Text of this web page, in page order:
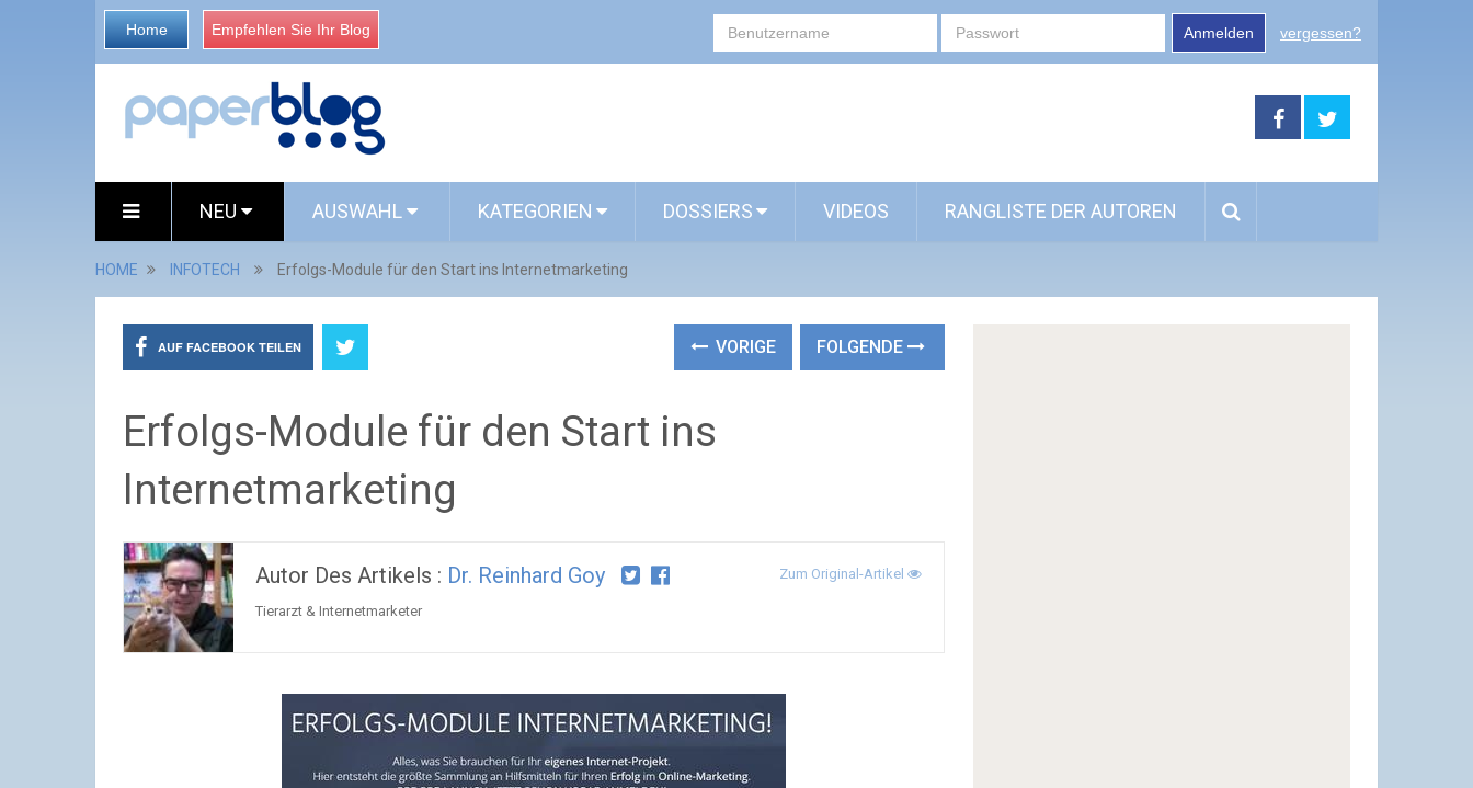
Home Empfehlen Sie Ihr Blog Anmelden vergessen?
NEU AUSWAHL KATEGORIEN DOSSIERS VIDEOS RANGLISTE DER AUTOREN
HOME INFOTECH Erfolgs-Module für den Start ins Internetmarketing
AUF FACEBOOK TEILEN VORIGE FOLGENDE
Erfolgs-Module für den Start ins
Internetmarketing
Autor Des Artikels : Dr. Reinhard Goy Zum Original-Artikel
Tierarzt & Internetmarketer